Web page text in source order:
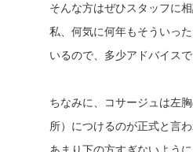
そんな方はぜひスタッフに
私、何気に何年もそういっ
いるので、多少アドバイス
ちなみに、コサージュは左
所）につけるのが正式と言わ
あまり下の方すぎないように